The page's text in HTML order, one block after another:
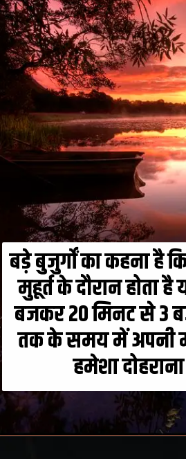
बड़े बुजुर्गों का कहना है
मुहूर्त के दौरान होता
बजकर 20 मिनट से 3
तक के समय में अपनी
हमेशा